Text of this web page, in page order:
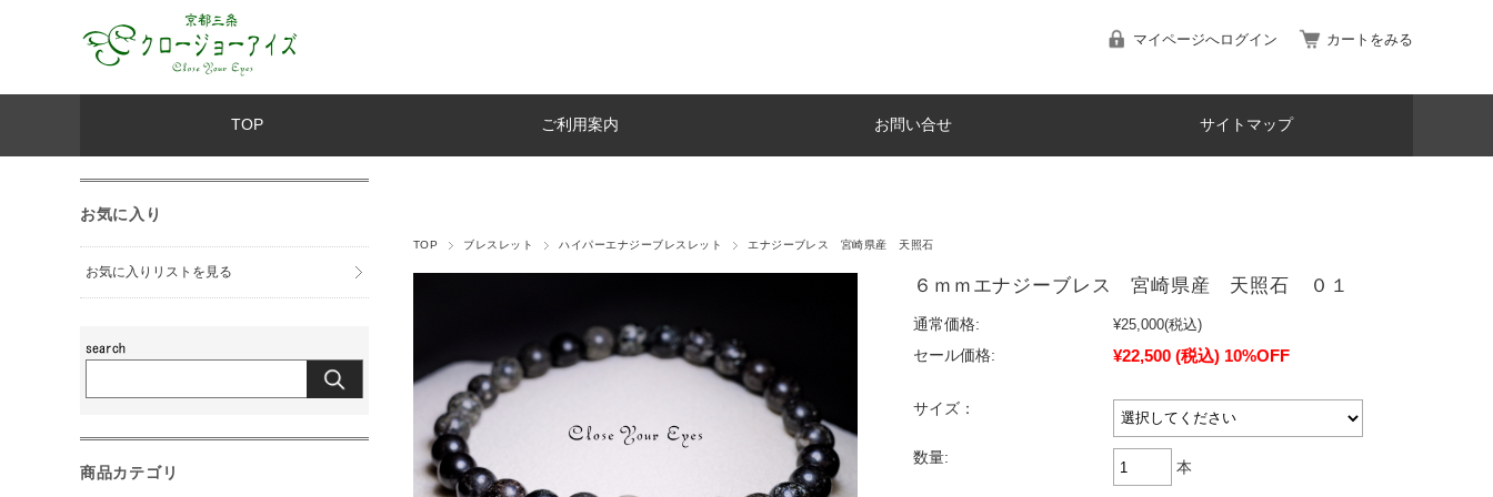
マイページへログイン カートをみる
TOP ご利用案内 お問い合せ サイトマップ
TOP ブレスレット ハイパーエナジーブレスレット エナジーブレス 宮崎県産 天照石
６ｍｍエナジーブレス 宮崎県産 天照石 ０１
通常価格: ¥25,000(税込)
セール価格:
¥22,500 (税込) 10%OFF
サイズ：
数量:
本
お気に入り
お気に入りリストを見る
商品カテゴリ